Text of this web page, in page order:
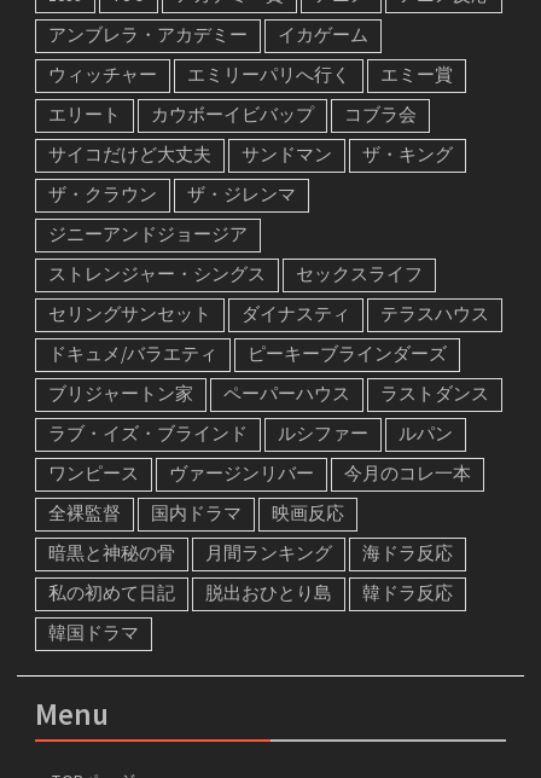
アンブレラ・アカデミー
イカゲーム
ウィッチャー
エミリーパリへ行く
エミー賞
エリート
カウボーイビバップ
コブラ会
サイコだけど大丈夫
サンドマン
ザ・キング
ザ・クラウン
ザ・ジレンマ
ジニーアンドジョージア
ストレンジャー・シングス
セックスライフ
セリングサンセット
ダイナスティ
テラスハウス
ドキュメ/バラエティ
ピーキーブラインダーズ
ブリジャートン家
ペーパーハウス
ラストダンス
ラブ・イズ・ブラインド
ルシファー
ルパン
ワンピース
ヴァージンリバー
今月のコレ一本
全裸監督
国内ドラマ
映画反応
暗黒と神秘の骨
月間ランキング
海ドラ反応
私の初めて日記
脱出おひとり島
韓ドラ反応
韓国ドラマ
Menu